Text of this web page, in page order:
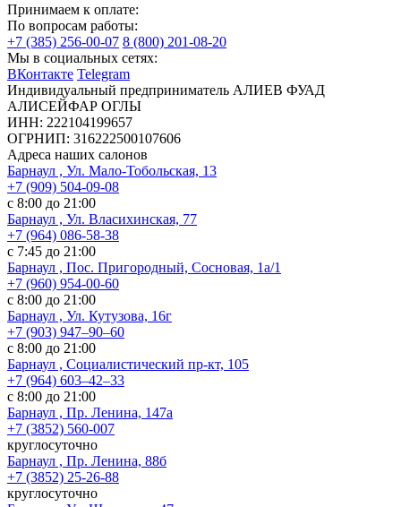
Принимаем к оплате:
По вопросам работы:
+7 (385) 256-00-07 8 (800) 201-08-20
Мы в социальных сетях:
ВКонтакте Telegram
Индивидуальный предприниматель АЛИЕВ ФУАД
АЛИСЕЙФАР ОГЛЫ
ИНН: 222104199657
ОГРНИП: 316222500107606
Адреса наших салонов
Барнаул , Ул. Мало-Тобольская, 13
+7 (909) 504-09-08
с 8:00 до 21:00
Барнаул , Ул. Власихинская, 77
+7 (964) 086-58-38
с 7:45 до 21:00
Барнаул , Пос. Пригородный, Сосновая, 1а/1
+7 (960) 954-00-60
с 8:00 до 21:00
Барнаул , Ул. Кутузова, 16г
+7 (903) 947‒90‒60
с 8:00 до 21:00
Барнаул , Социалистический пр-кт, 105
+7 (964) 603‒42‒33
с 8:00 до 21:00
Барнаул , Пр. Ленина, 147а
+7 (3852) 560-007
круглосуточно
Барнаул , Пр. Ленина, 88б
+7 (3852) 25-26-88
круглосуточно